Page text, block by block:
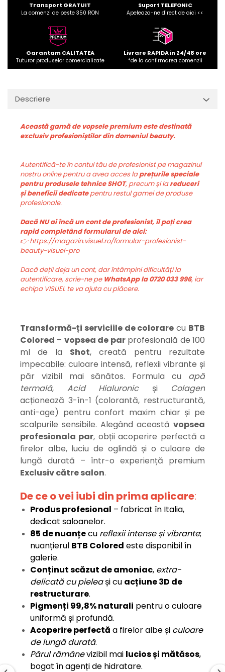
Transport GRATUIT
La comenzi de peste 350 RON
Suport TELEFONIC
Apeleaza-ne direct de aici <<
Garantam CALITATEA
Tuturor produselor comercializate
Livrare RAPIDA in 24/48 ore
*de la confirmarea comenzii
Descriere
Această gamă de vopsele premium este destinată
exclusiv profesioniștilor din domeniul beauty.
Autentifică-te în contul tău de profesionist pe magazinul
nostru online pentru a avea acces laprețurile speciale
pentru produsele tehnice SHOT, precum și lareduceri
și beneficii dedicatepentru restul gamei de produse
profesionale.
Dacă NU ai încă un cont de profesionist, îl poți crea
rapid completând formularul de aici:
👉 https://magazin.visuel.ro/formular-profesionist-
beauty-visuel-pro
Dacă deții deja un cont, dar întâmpini dificultăți la
autentificare, scrie-ne pe WhatsApp la 0720 033 996, iar
echipa VISUEL te va ajuta cu plăcere.
Transformă-ți serviciile de colorare cu BTB
Colored – vopsea de parprofesională de 100
ml de la Shot, creată pentru rezultate
impecabile: culoare intensă, reflexii vibrante și
păr vizibil mai sănătos. Formula cu apă
termală, Acid Hialuronicși Colagen
acționează 3-în-1 (colorantă, restructurantă,
anti-age) pentru confort maxim chiar și pe
scalpurile sensibile. Alegând această vopsea
profesionala par, obții acoperire perfectă a
firelor albe, luciu de oglindă și o culoare de
lungă durată – într-o experiență premium
Exclusiv către salon.
De ce o vei iubi din prima aplicare:
Produs profesional – fabricat în Italia,
dedicat saloanelor.
85 de nuanțecu reflexii intense și vibrante;
nuanțierul BTB Colored este disponibil în
galerie.
Conținut scăzut de amoniac, extra-
delicată cu pieleași cu acțiune 3D de
restructurare.
Pigmenți 99,8% naturali pentru o culoare
uniformă și profundă.
Acoperire perfectă a firelor albe și culoare
de lungă durată.
Părul rămânevizibil mai lucios și mătăsos,
bogat în agenți de hidratare.